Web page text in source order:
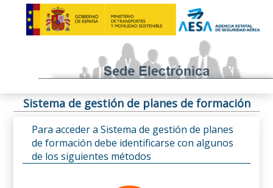
Sistema de gestión de planes de formación
Para acceder a Sistema de gestión de planes
de formación debe identificarse con algunos
de los siguientes métodos